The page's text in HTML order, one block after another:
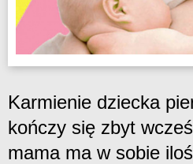
Karmienie dziecka
kończy się zbyt
mama ma w sobie